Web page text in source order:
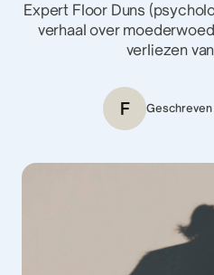
Expert Floor Duns
verhaal over
verliezen
F